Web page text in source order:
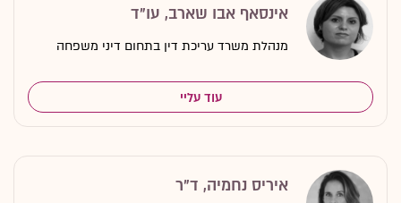
אינסאף אבו שארב, עו"ד
מנהלת משרד עריכת דין בתחום דיני משפחה
עוד עליי
איריס נחמיה, ד"ר